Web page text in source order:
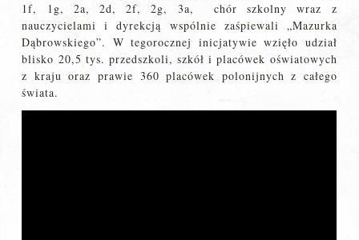
1f, 1g, 2a, 2d, 2f, 2g, 3a, chór szkolny wraz z
nauczycielami i dyrekcją wspólnie zaśpiewali „Mazurka
Dąbrowskiego”. W tegorocznej inicjatywie wzięło udział
blisko 20,5 tys. przedszkoli, szkół i placówek oświatowych
z kraju oraz prawie 360 placówek polonijnych z całego
świata.